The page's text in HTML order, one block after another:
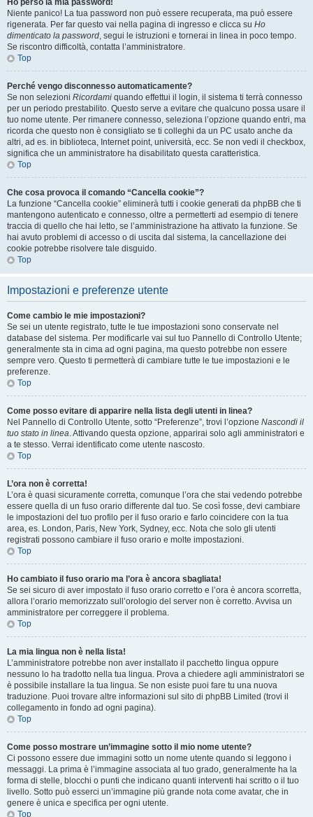
Ho perso la mia password!
Niente panico! La tua password non può essere recuperata, ma può essere
rigenerata. Per far questo vai nella pagina di ingresso e clicca su Ho
dimenticato la password, segui le istruzioni e tornerai in linea in poco tempo.
Se riscontro difficoltà, contatta l’amministratore.
Top
Perché vengo disconnesso automaticamente?
Se non selezioni Ricordami quando effettui il login, il sistema ti terrà connesso
per un periodo prestabilito. Questo serve a evitare che qualcuno possa usare il
tuo nome utente. Per rimanere connesso, seleziona l’opzione quando entri, ma
ricorda che questo non è consigliato se ti colleghi da un PC usato anche da
altri, ad es. in biblioteca, Internet point, università, ecc. Se non vedi il checkbox,
significa che un amministratore ha disabilitato questa caratteristica.
Top
Che cosa provoca il comando “Cancella cookie”?
La funzione “Cancella cookie” eliminerà tutti i cookie generati da phpBB che ti
mantengono autenticato e connesso, oltre a permetterti ad esempio di tenere
traccia di quello che hai letto, se l’amministrazione ha attivato la funzione. Se
hai avuto problemi di accesso o di uscita dal sistema, la cancellazione dei
cookie potrebbe risolvere tale disguido.
Top
Impostazioni e preferenze utente
Come cambio le mie impostazioni?
Se sei un utente registrato, tutte le tue impostazioni sono conservate nel
database del sistema. Per modificarle vai sul tuo Pannello di Controllo Utente;
generalmente sta in cima ad ogni pagina, ma questo potrebbe non essere
sempre vero. Questo ti permetterà di cambiare tutte le tue impostazioni e le
preferenze.
Top
Come posso evitare di apparire nella lista degli utenti in linea?
Nel Pannello di Controllo Utente, sotto “Preferenze”, trovi l’opzione Nascondi il
tuo stato in linea. Attivando questa opzione, apparirai solo agli amministratori e
a te stesso. Verrai identificato come utente nascosto.
Top
L’ora non è corretta!
L’ora è quasi sicuramente corretta, comunque l’ora che stai vedendo potrebbe
essere quella di un fuso orario differente dal tuo. Se così fosse, devi cambiare
le impostazioni del tuo profilo per il fuso orario e farlo coincidere con la tua
area, es. London, Paris, New York, Sydney, ecc. Nota che solo gli utenti
registrati possono cambiare il fuso orario e molte impostazioni.
Top
Ho cambiato il fuso orario ma l’ora è ancora sbagliata!
Se sei sicuro di aver impostato il fuso orario corretto e l’ora è ancora scorretta,
allora l’orario memorizzato sull’orologio del server non è corretto. Avvisa un
amministratore per correggere il problema.
Top
La mia lingua non è nella lista!
L’amministratore potrebbe non aver installato il pacchetto lingua oppure
nessuno lo ha tradotto nella tua lingua. Prova a chiedere agli amministratori se
è possibile installare la tua lingua. Se non esiste puoi fare tu una nuova
traduzione. Puoi trovare altre informazioni sul sito di phpBB Limited (trovi il
collegamento in fondo ad ogni pagina).
Top
Come posso mostrare un’immagine sotto il mio nome utente?
Ci possono essere due immagini sotto un nome utente quando si leggono i
messaggi. La prima è l’immagine associata al tuo grado, generalmente ha la
forma di stelle, blocchi o punti che indicano quanti interventi hai scritto o il tuo
livello. Sotto può esserci un’immagine più grande nota come avatar, che in
genere è unica e specifica per ogni utente.
Top